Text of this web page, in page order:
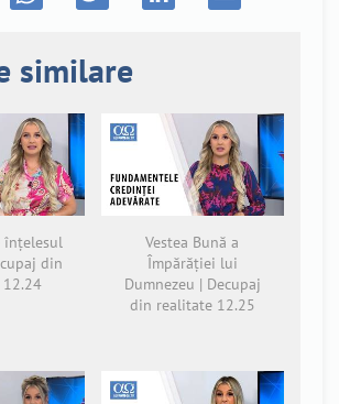
similare
înțelesul
din
Vestea Bună a
Împărăției lui
Dumnezeu | Decupaj
din realitate 12.25